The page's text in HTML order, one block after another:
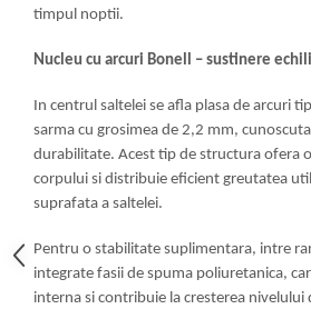
timpul noptii.
Nucleu cu arcuri Bonell – sustinere
In centrul saltelei se afla plasa de arcuri
sarma cu grosimea de 2,2 mm,
durabilitate. Acest tip de structura ofera
corpului si distribuie eficient greutatea
suprafata a saltelei.
Pentru o stabilitate suplimentara, intre
integrate fasii de spuma poliuretanica,
interna si contribuie la cresterea nivelului